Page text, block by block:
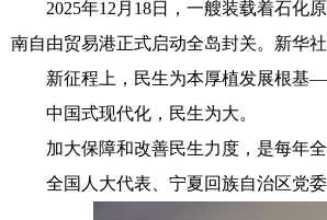
2025年12月18日，一艘装载着石化原
南自由贸易港正式启动全岛封关。新华
新征程上，民生为本厚植发展根基
中国式现代化，民生为大。
加大保障和改善民生力度，是每年全
全国人大代表、宁夏回族自治区党委